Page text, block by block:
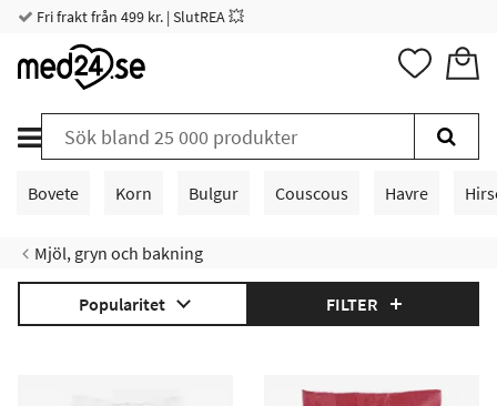
Fri frakt från 499 kr. | SlutREA 💥
Bovete Korn Bulgur Couscous Havre
Mjöl, gryn och bakning
Popularitet FILTER